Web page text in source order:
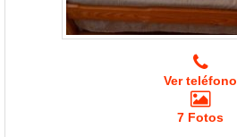
Ver teléfono
7 Fotos